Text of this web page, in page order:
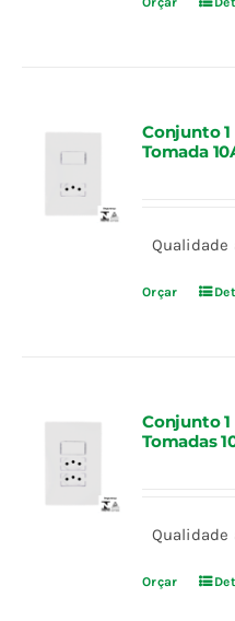
Conjunto 1
Tomada
Qualidade
Orçar
Conjunto
Tomadas
Qualidade
Orçar